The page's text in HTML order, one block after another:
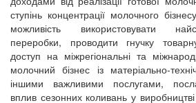
ступінь концентрації молочного
можливість використовувати
переробки, проводити гнучку
доступ на міжрегіональні та
молочний бізнес із матеріально-
іншими важливими послугами,
вплив сезонних коливань у